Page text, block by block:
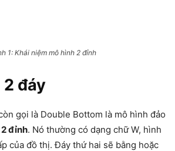
1: Khái niệm mô hình 2 đỉnh
2 đáy
gọi là Double Bottom là mô hình đảo
đỉnh. Nó thường có dạng chữ W, hình
của đồ thị. Đáy thứ hai sẽ bằng hoặc